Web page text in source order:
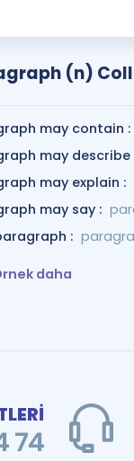
(n)
may contain :
may describe
may explain :
may say :
:
daha
74